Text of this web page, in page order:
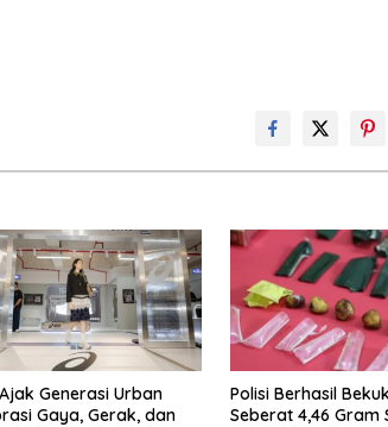
Ajak Generasi Urban
Gaya, Gerak, dan
Polisi Berhasil
Seberat 4,46 Gram